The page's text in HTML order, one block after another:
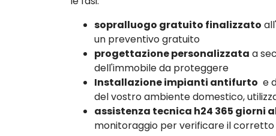
sopralluogo gratuito finalizzato
un preventivo gratuito
progettazione personalizzata a
dell'immobile da proteggere
Installazione impianti antifurto e
del vostro ambiente domestico,
assistenza tecnica h24 365 giorni
monitoraggio per verificare il